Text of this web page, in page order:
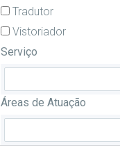
Tradutor
Vistoriador
Serviço
Áreas de Atuação